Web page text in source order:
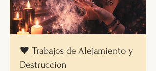
🖤 Trabajos de Alejamiento y
Destrucción